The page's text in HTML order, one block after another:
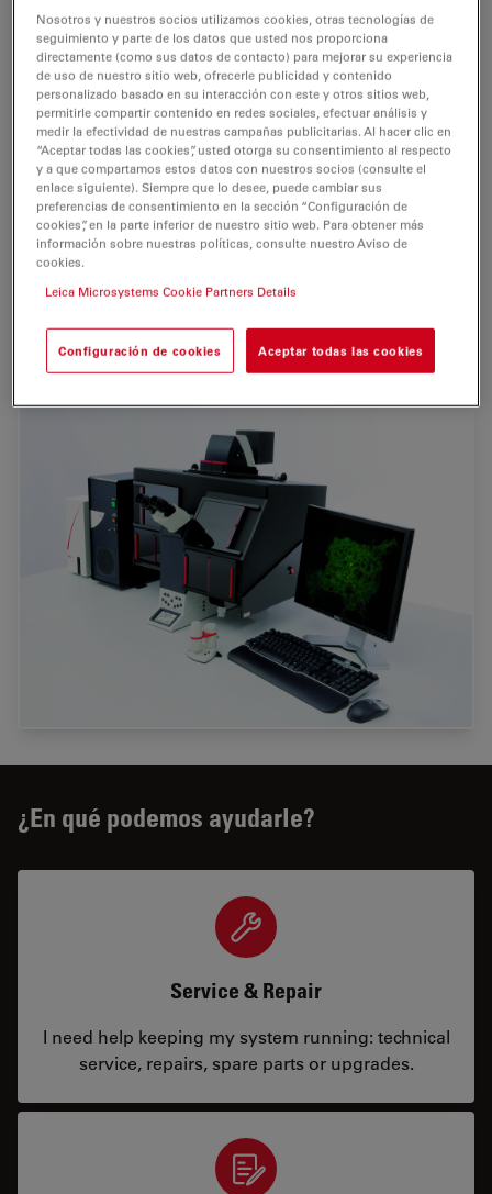
Este sistema incorpora cuatro láseres de estado sólido
para laexcitación de los fluoróforos en todas las
longitudes de onda importantes.
Además, ofrece otras opciones que abren horizontes
completamente nuevos en lainvestigación de
procesos dinámicosen células vivas: tiempos de
conmutación cortos, alineación completamente
automática, profundidad de penetración TIRF
constante al cambiar de longitud de onda y una
sincronización
dispone decuatro longitudes de onda
(filtro optoacústico sintonizable).
¿En qué podemos ayudarle?
Service & Repair
I need help keeping my system running: technical
service, repairs, spare parts or upgrades.
Nosotros y nuestros socios utilizamos cookies, otras tecnologías de
seguimiento y parte de los datos que usted nos proporciona
directamente (como sus datos de contacto) para mejorar su experiencia
de uso de nuestro sitio web, ofrecerle publicidad y contenido
personalizado basado en su interacción con este y otros sitios web,
permitirle compartir contenido en redes sociales, efectuar análisis y
medir la efectividad de nuestras campañas publicitarias. Al hacer clic en
“Aceptar todas las cookies”, usted otorga su consentimiento al respecto
y a que compartamos estos datos con nuestros socios (consulte el
enlace siguiente). Siempre que lo desee, puede cambiar sus
preferencias de consentimiento en la sección “Configuración de
cookies”, en la parte inferior de nuestro sitio web. Para obtener más
información sobre nuestras políticas, consulte nuestro Aviso de
cookies.
Leica Microsystems Cookie Partners Details
Configuración de cookies Aceptar todas las cookies